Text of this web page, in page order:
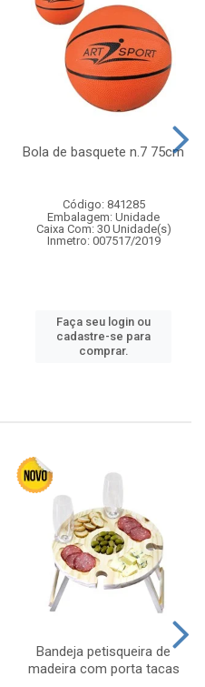
Bola de basquete n.7 75cm
Código: 841285
Embalagem: Unidade
Caixa Com: 30 Unidade(s)
Inmetro: 007517/2019
Faça seu login ou
cadastre-se para
comprar.
Bandeja petisqueira de
madeira com porta tacas